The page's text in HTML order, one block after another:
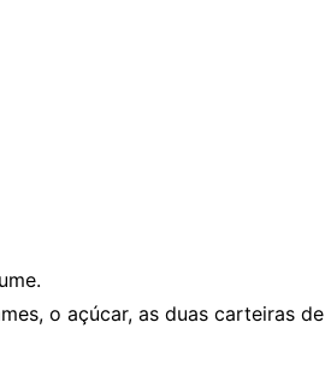
o açúcar, as duas carteiras de